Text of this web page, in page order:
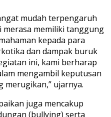
mudah terpengaruh
memiliki tanggung
kepada para
dan dampak buruk
ini, kami berharap
mengambil keputusan
merugikan,” ujarnya.
juga mencakup
(bullying) serta